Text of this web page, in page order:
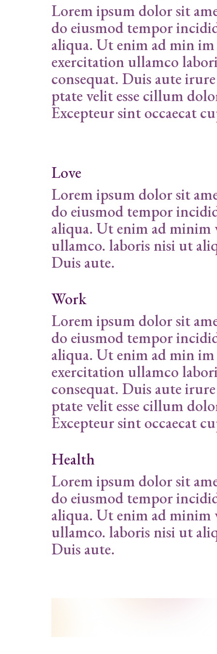
Lorem ipsum dolor sit
do eiusmod tempor
aliqua. Ut enim ad min
exercitation ullamco
consequat. Duis aute
ptate velit esse cillum
Excepteur sint occaecat
Love
Lorem ipsum dolor sit
do eiusmod tempor
aliqua. Ut enim ad minim
ullamco. laboris nisi ut
Duis aute.
Work
Lorem ipsum dolor sit
do eiusmod tempor
aliqua. Ut enim ad min
exercitation ullamco
consequat. Duis aute
ptate velit esse cillum
Excepteur sint occaecat
Health
Lorem ipsum dolor sit
do eiusmod tempor
aliqua. Ut enim ad minim
ullamco. laboris nisi ut
Duis aute.